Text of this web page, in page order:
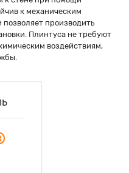
к механическим
производить
Плинтуса не требуют
воздействиям,